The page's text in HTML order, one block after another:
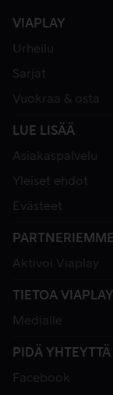
VIAPLAY
Urheilu
Sarjat
Vuokraa & osta
LUE LISÄÄ
Asiakaspalvelu
Yleiset ehdot
Evästeet
Aktivoi Viaplay
TIETOA
Medialle
PIDÄ YHTEYTTÄ
Facebook